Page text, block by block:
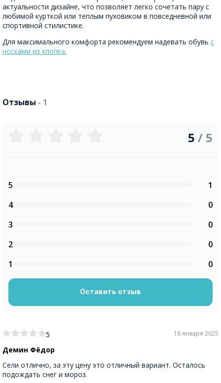
актуальности дизайне, что позволяет легко сочетать пару с
любимой курткой или теплым пуховиком в повседневной или
спортивной стилистике.
Для максимального комфорта рекомендуем надевать обувь с
носками из хлопка.
Отзывы - 1
5
Демин Фёдор
18 января 2025
Сели отлично, за эту цену это отличный вариант. Осталось
подождать снег и мороз.
5 / 5
5
1
4
0
3
0
2
0
1
0
Оставить отзыв